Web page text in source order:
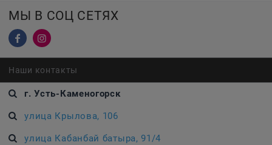
МЫ В СОЦ СЕТЯХ
Наши контакты
г. Усть-Каменогорск
улица Крылова, 106
улица Кабанбай батыра, 91/4